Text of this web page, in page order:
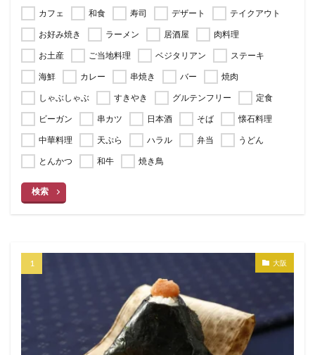
カフェ 和食 寿司 デザート
テイクアウト
お好み焼き
ラーメン 居酒屋
肉料理
お土産
ご当地料理 ベジタリアン
ステーキ
海鮮
カレー 串焼き バー
焼肉
しゃぶしゃぶ
すきやき グルテンフリー
定食
ビーガン
串カツ 日本酒 そば
懐石料理
中華料理
天ぷら ハラル 弁当
うどん
とんかつ
和牛 焼き鳥
検索
大阪